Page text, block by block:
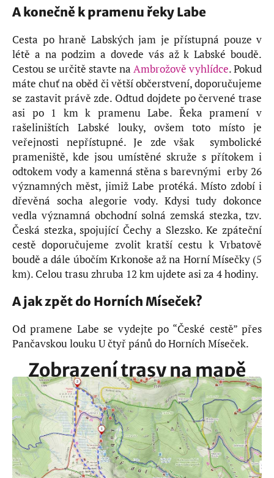
A konečně k pramenu řeky Labe
Cesta po hraně Labských jam je přístupná pouze v
létě a na podzim a dovede vás až k Labské boudě.
Cestou se určitě stavte na Ambrožově vyhlídce. Pokud
máte chuť na oběd či větší občerstvení, doporučujeme
se zastavit právě zde. Odtud dojdete po červené trase
asi po 1 km k pramenu Labe. Řeka pramení v
rašeliništích Labské louky, ovšem toto místo je
veřejnosti nepřístupné. Je zde však symbolické
prameniště, kde jsou umístěné skruže s přítokem i
odtokem vody a kamenná stěna s barevnými erby 26
významných měst, jimiž Labe protéká. Místo zdobí i
dřevěná socha alegorie vody. Kdysi tudy dokonce
vedla významná obchodní solná zemská stezka, tzv.
Česká stezka, spojující Čechy a Slezsko. Ke zpáteční
cestě doporučujeme zvolit kratší cestu k Vrbatově
boudě a dále úbočím Krkonoše až na Horní Mísečky (5
km). Celou trasu zhruba 12 km ujdete asi za 4 hodiny.
A jak zpět do Horních Míseček?
Od pramene Labe se vydejte po “České cestě” přes
Pančavskou louku U čtyř pánů do Horních Míseček.
Zobrazení trasy na mapě